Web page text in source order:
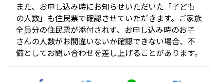
また、お申し込み時にお知らせいただいた「子ども
の人数」も住民票で確認させていただきます。ご家族
全員分の住民票が添付されず、お申し込み時のお子
さんの人数がお間違いないか確認できない場合、不
備としてお問い合わせを差し上げることがあります。